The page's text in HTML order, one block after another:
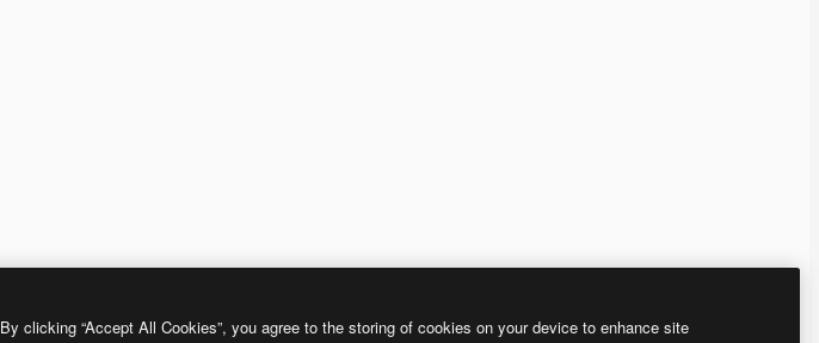
By clicking “Accept All Cookies”, you agree to the storing of cookies on your device to enhance site